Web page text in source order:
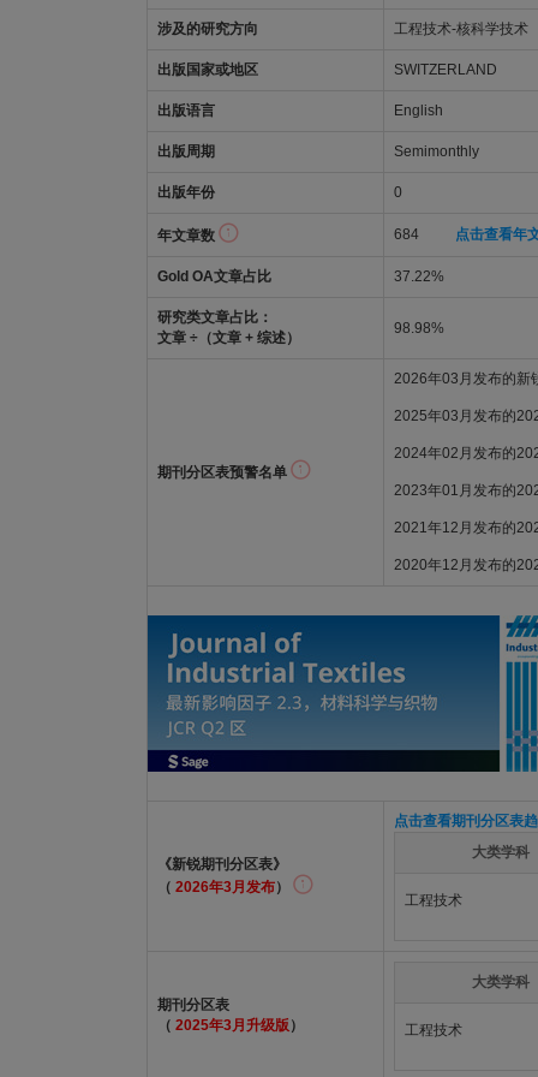
涉及的研究方向 工程技术-核科学技术
出版国家或地区 SWITZERLAND
出版语言 English
出版周期 Semimonthly
出版年份 0
年文章数 684 点击查看年
Gold OA文章占比 37.22%
研究类文章占比：
文章 ÷（文章 + 综述）
98.98%
期刊分区表预警名单
2026年03月发布的新
2025年03月发布的
2024年02月发布的
2023年01月发布的
2021年12月发布的
2020年12月发布的
《新锐期刊分区表》
（ 2026年3月发布）
点击查看期刊分区表
大类学科
工程技术
期刊分区表
（ 2025年3月升级版 ）
大类学科
工程技术